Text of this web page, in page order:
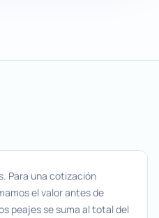
Para una cotización
el valor antes de
peajes se suma al total del